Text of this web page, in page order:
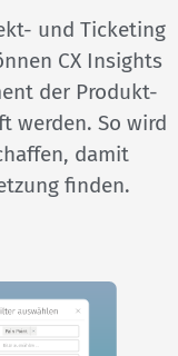
und Ticketing
CX Insights
der Produkt-
werden. So wird
damit
finden.